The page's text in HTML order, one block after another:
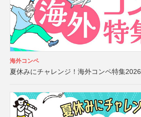
海外コンペ
夏休みにチャレンジ！海外コンペ特集2026